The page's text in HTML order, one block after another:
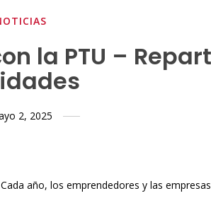
la PTU –
2, 2025
año, los emprendedores y las